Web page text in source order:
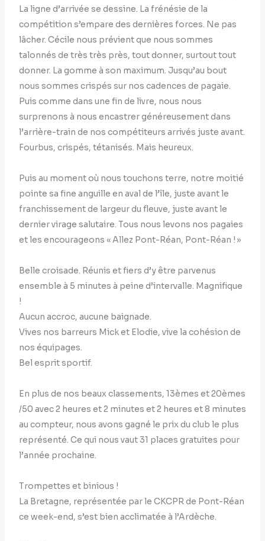
La ligne d’arrivée se dessine. La frénésie de la
compétition s’empare des dernières forces. Ne pas
lâcher. Cécile nous prévient que nous sommes
talonnés de très très près, tout donner, surtout tout
donner. La gomme à son maximum. Jusqu’au bout
nous sommes crispés sur nos cadences de pagaie.
Puis comme dans une fin de livre, nous nous
surprenons à nous encastrer généreusement dans
l’arrière-train de nos compétiteurs arrivés juste avant.
Fourbus, crispés, tétanisés. Mais heureux.
Puis au moment où nous touchons terre, notre moitié
pointe sa fine anguille en aval de l’île, juste avant le
franchissement de largeur du fleuve, juste avant le
dernier virage salutaire. Tous nous levons nos pagaies
et les encourageons « Allez Pont-Réan, Pont-Réan ! »
Belle croisade. Réunis et fiers d’y être parvenus
ensemble à 5 minutes à peine d’intervalle. Magnifique
!
Aucun accroc, aucune baignade.
Vives nos barreurs Mick et Elodie, vive la cohésion de
nos équipages.
Bel esprit sportif.
En plus de nos beaux classements, 13èmes et 20èmes
/50 avec 2 heures et 2 minutes et 2 heures et 8 minutes
au compteur, nous avons gagné le prix du club le plus
représenté. Ce qui nous vaut 31 places gratuites pour
l’année prochaine.
Trompettes et binious !
La Bretagne, représentée par le CKCPR de Pont-Réan
ce week-end, s’est bien acclimatée à l’Ardèche.